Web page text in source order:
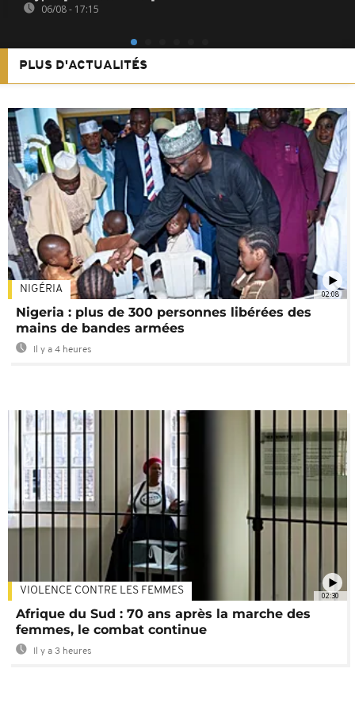
06/08 - 17:15
PLUS D'ACTUALITÉS
02:08
NIGÉRIA
Nigeria : plus de 300 personnes libérées des
mains de bandes armées
Il y a 4 heures
02:30
VIOLENCE CONTRE LES FEMMES
Afrique du Sud : 70 ans après la marche des
femmes, le combat continue
Il y a 3 heures